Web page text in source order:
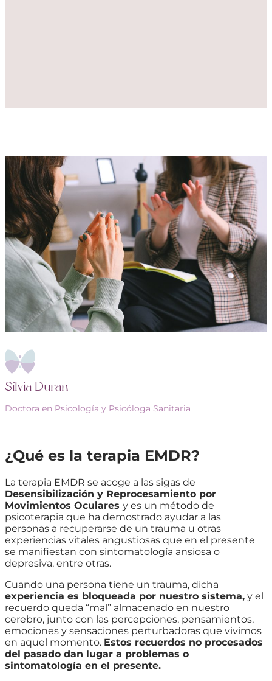
Sílvia Duran
Doctora en Psicología y Psicóloga Sanitaria
¿Qué es la terapia EMDR?
La terapia EMDR se acoge a las sigas de
Desensibilización y Reprocesamiento por
Movimientos Oculares y es un método de
psicoterapia que ha demostrado ayudar a las
personas a recuperarse de un trauma u otras
experiencias vitales angustiosas que en el presente
se manifiestan con sintomatología ansiosa o
depresiva, entre otras.
Cuando una persona tiene un trauma, dicha
experiencia es bloqueada por nuestro sistema, y el
recuerdo queda “mal” almacenado en nuestro
cerebro, junto con las percepciones, pensamientos,
emociones y sensaciones perturbadoras que vivimos
en aquel momento. Estos recuerdos no procesados
del pasado dan lugar a problemas o
sintomatología en el presente.